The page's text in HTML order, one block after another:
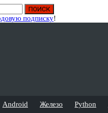
подписку!
Android Железо Python